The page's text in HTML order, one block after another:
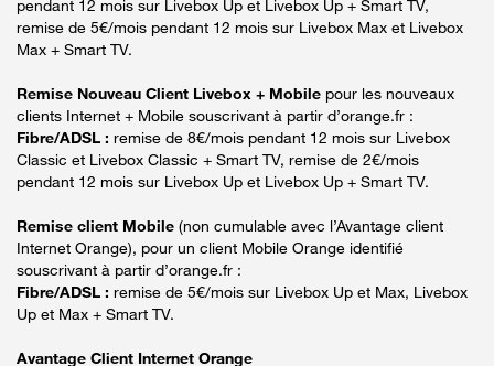
pendant 12 mois sur Livebox Up et Livebox Up + Smart TV,
remise de 5€/mois pendant 12 mois sur Livebox Max et Livebox
Max + Smart TV.
Remise Nouveau Client Livebox + Mobile pour les nouveaux
clients Internet + Mobile souscrivant à partir d’orange.fr :
Fibre/ADSL : remise de 8€/mois pendant 12 mois sur Livebox
Classic et Livebox Classic + Smart TV, remise de 2€/mois
pendant 12 mois sur Livebox Up et Livebox Up + Smart TV.
Remise client Mobile (non cumulable avec l’Avantage client
Internet Orange), pour un client Mobile Orange identifié
souscrivant à partir d’orange.fr :
Fibre/ADSL : remise de 5€/mois sur Livebox Up et Max, Livebox
Up et Max + Smart TV.
Avantage Client Internet Orange